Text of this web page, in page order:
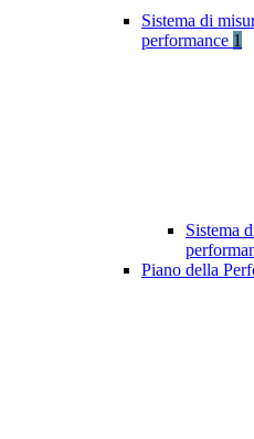
Sistema di
performance 1
Sistema
Piano della